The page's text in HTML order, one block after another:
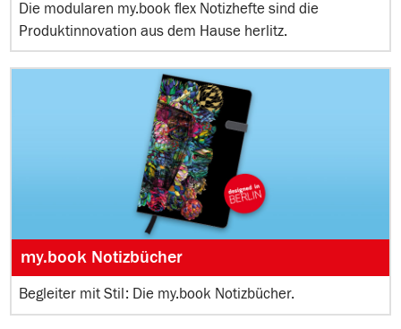
Die modularen my.book flex Notizhefte sind die
Produktinnovation aus dem Hause herlitz.
my.book Notizbücher
Begleiter mit Stil: Die my.book Notizbücher.